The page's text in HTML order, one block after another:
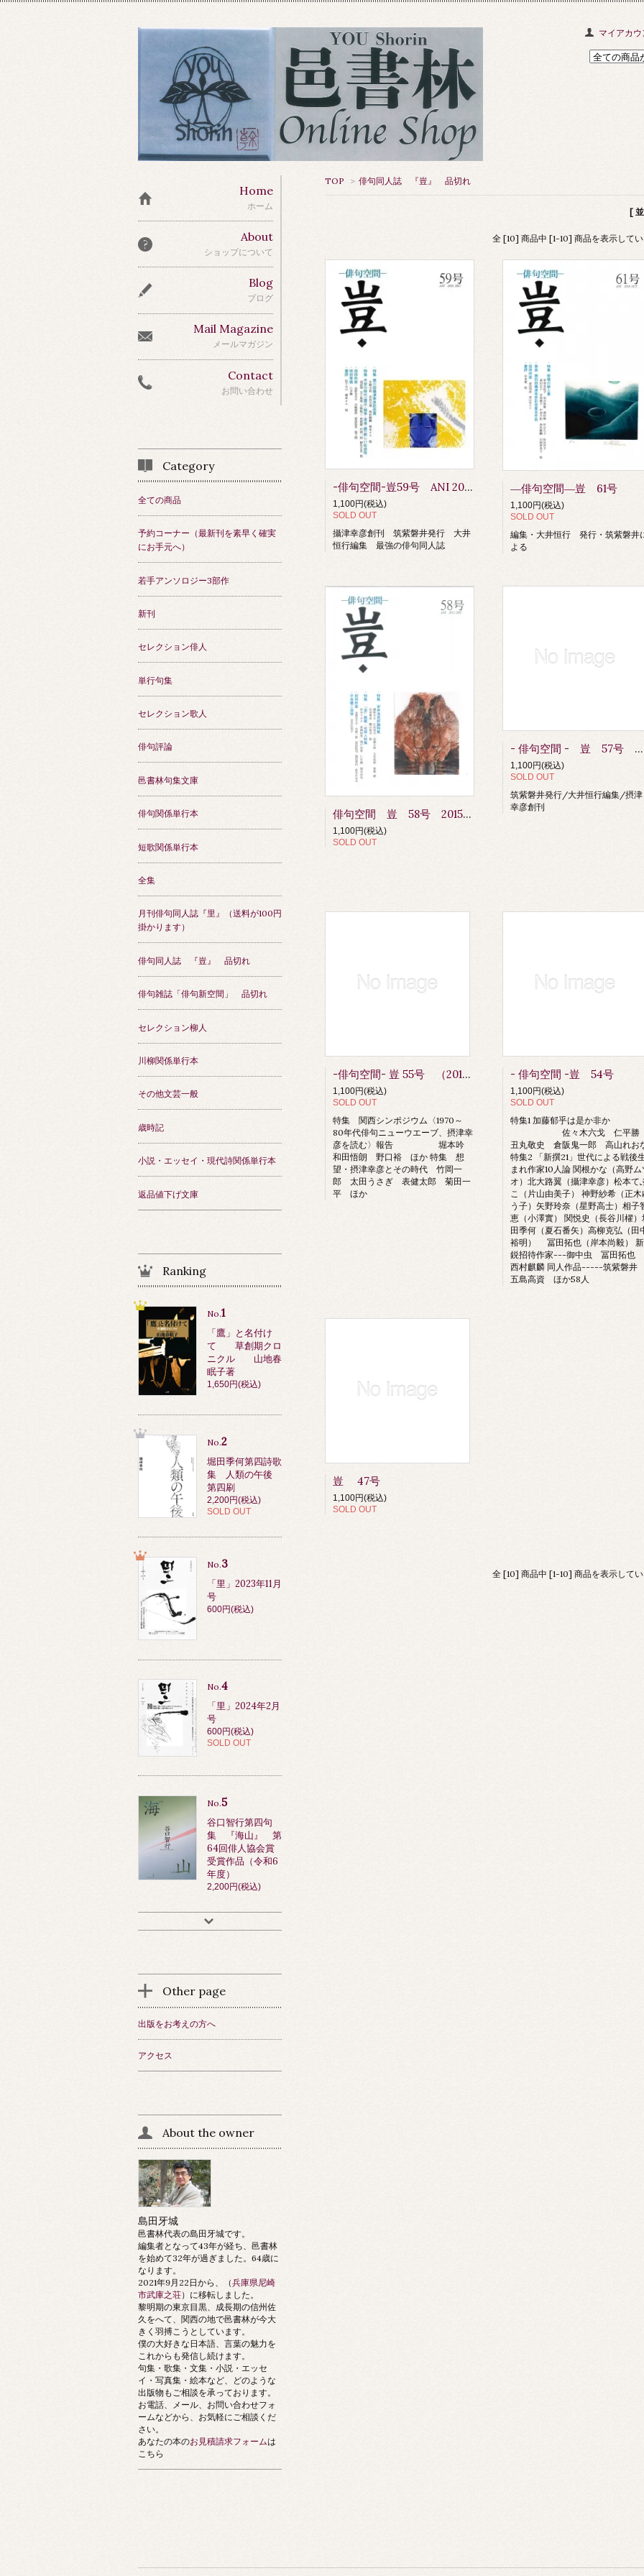
マイアカウ
TOP > 俳句同人誌 『豈』 品切れ
[
全 [10] 商品中 [1-10] 商品を表示して
-俳句空間-豈59号 ANI 2016.DEC.
1,100円(税込)
SOLD OUT
攝津幸彦創刊 筑紫磐井発行 大井
恒行編集 最強の俳句同人誌
―俳句空間―豈 61号
1,100円(税込)
SOLD OUT
編集・大井恒行 発行・筑紫磐井
よる
俳句空間 豈 58号 2015.12
1,100円(税込)
SOLD OUT
- 俳句空間 - 豈 57号 2015.APR.
1,100円(税込)
SOLD OUT
筑紫磐井発行/大井恒行編集/摂津
幸彦創刊
-俳句空間- 豈 55号 （2013年10月刊）
1,100円(税込)
SOLD OUT
特集 関西シンポジウム〈1970～
80年代俳句ニューウエーブ、摂津幸
彦を読む〉報告 堀本吟
和田悟朗 野口裕 ほか 特集 想
望・摂津幸彦とその時代 竹岡一
郎 太田うさぎ 表健太郎 菊田一
平 ほか
- 俳句空間 -豈 54号
1,100円(税込)
SOLD OUT
特集1 加藤郁乎は是か非か
佐々木六戈 仁平
丑丸敬史 倉阪鬼一郎 高山れお
特集2 「新撰21」世代による戦後
まれ作家10人論 関根かな（高野ム
オ）北大路翼（攝津幸彦）松本て
こ（片山由美子） 神野紗希（正木
う子）矢野玲奈（星野高士）相子
恵（小澤實） 関悦史（長谷川櫂）
田季何（夏石番矢）高柳克弘（田
裕明） 冨田拓也（岸本尚毅） 新
鋭招待作家---御中虫 冨田拓也
西村麒麟 同人作品-----筑紫磐
五島高資 ほか58人
豈 47号
1,100円(税込)
SOLD OUT
全 [10] 商品中 [1-10] 商品を表示して
Home
ホーム
About
ショップについて
Blog
ブログ
Mail Magazine
メールマガジン
Contact
お問い合わせ
Category
全ての商品
予約コーナー（最新刊を素早く確実
にお手元へ）
若手アンソロジー3部作
新刊
セレクション俳人
単行句集
セレクション歌人
俳句評論
邑書林句集文庫
俳句関係単行本
短歌関係単行本
全集
月刊俳句同人誌『里』（送料が100円
掛かります）
俳句同人誌 『豈』 品切れ
俳句雑誌「俳句新空間」 品切れ
セレクション柳人
川柳関係単行本
その他文芸一般
歳時記
小説・エッセイ・現代詩関係単行本
返品値下げ文庫
Ranking
No.1
「鷹」と名付け
て 草創期クロ
ニクル 山地春
眠子著
1,650円(税込)
No.2
堀田季何第四詩歌
集 人類の午後
第四刷
2,200円(税込)
SOLD OUT
No.3
「里」2023年11月
号
600円(税込)
No.4
「里」2024年2月
号
600円(税込)
SOLD OUT
No.5
谷口智行第四句
集 『海山』 第
64回俳人協会賞
受賞作品（令和6
年度）
2,200円(税込)
Other page
出版をお考えの方へ
アクセス
About the owner
島田牙城
邑書林代表の島田牙城です。
編集者となって43年が経ち、邑書林
を始めて32年が過ぎました。64歳に
なります。
2021年9月22日から、（兵庫県尼崎
市武庫之荘）に移転しました。
黎明期の東京目黒、成長期の信州佐
久をへて、関西の地で邑書林が今大
きく羽搏こうとしています。
僕の大好きな日本語、言葉の魅力を
これからも発信し続けます。
句集・歌集・文集・小説・エッセ
イ・写真集・絵本など、どのような
出版物もご相談を承っております。
お電話、メール、お問い合わせフォ
ームなどから、お気軽にご相談くだ
さい。
あなたの本のお見積請求フォームは
こちら